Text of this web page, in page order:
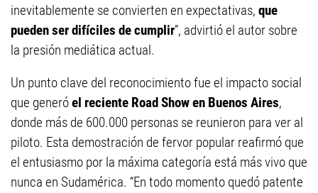
inevitablemente se convierten en expectativas, que
pueden ser difíciles de cumplir”, advirtió el autor sobre
la presión mediática actual.
Un punto clave del reconocimiento fue el impacto social
que generóel reciente Road Show en Buenos Aires,
donde más de 600.000 personas se reunieron para ver al
piloto. Esta demostración de fervor popular reafirmó que
el entusiasmo por la máxima categoría está más vivo que
nunca en Sudamérica. “En todo momento quedó patente